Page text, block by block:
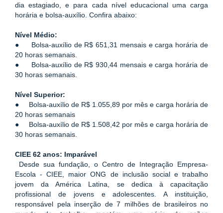
dia estagiado, e para cada nível educacional uma carga
horária e bolsa-auxílio. Confira abaixo:
Nível Médio:
●     Bolsa-auxílio de R$ 651,31 mensais e carga horária de
20 horas semanais.
●     Bolsa-auxílio de R$ 930,44 mensais e carga horária de
30 horas semanais.
Nível Superior:
●     Bolsa-auxílio de R$ 1.055,89 por mês e carga horária de
20 horas semanais
●     Bolsa-auxílio de R$ 1.508,42 por mês e carga horária de
30 horas semanais.
CIEE 62 anos: Imparável
Desde sua fundação, o Centro de Integração Empresa-
Escola - CIEE, maior ONG de inclusão social e trabalho
jovem da América Latina, se dedica à capacitação
profissional de jovens e adolescentes. A instituição,
responsável pela inserção de 7 milhões de brasileiros no